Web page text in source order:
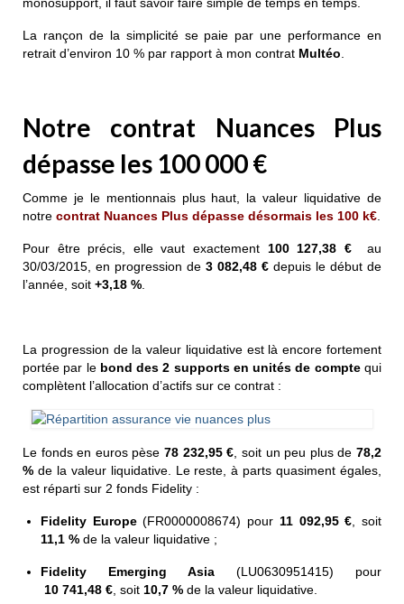
La rançon de la simplicité se paie par une performance en
retrait d’environ 10 % par rapport à mon contrat Multéo
Notre contrat Nuances Plus
dépasse les 100 000 €
Comme je le mentionnais plus haut, la valeur liquidative de
notre contrat Nuances Plus dépasse désormais les 100 k€
Pour être précis, elle vaut exactement 100 127,38 €au
30/03/2015, en progression de 3 082,48 € depuis le début de
l’année, soit +3,18 %
La progression de la valeur liquidative est là encore fortement
portée par le bond des 2 supports en unités de comptequi
complètent l’allocation d’actifs sur ce contrat :
Le fonds en euros pèse78 232,95 € , soit un peu plus de78,2
% de la valeur liquidative. Le reste, à parts quasiment égales,
est réparti sur 2 fonds Fidelity :
Fidelity Europe(FR0000008674) pour 11 092,95 € , soit
11,1 % de la valeur liquidative ;
Fidelity Emerging Asia (LU0630951415) pour
10 741,48 € , soit 10,7 % de la valeur liquidative.